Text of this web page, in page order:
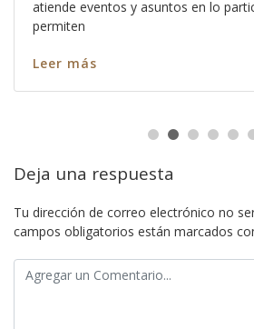
atiende eventos y asuntos en lo
permiten
Leer más
Deja una respuesta
Tu dirección de correo electrónico no
campos obligatorios están marcados